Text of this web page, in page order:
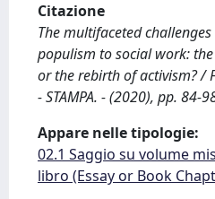
Citazione
The multifaceted
populism to social work:
or the rebirth of activism? /
- STAMPA. - (2020), pp. 84-
Appare nelle tipologie:
02.1 Saggio su volume
libro (Essay or Book